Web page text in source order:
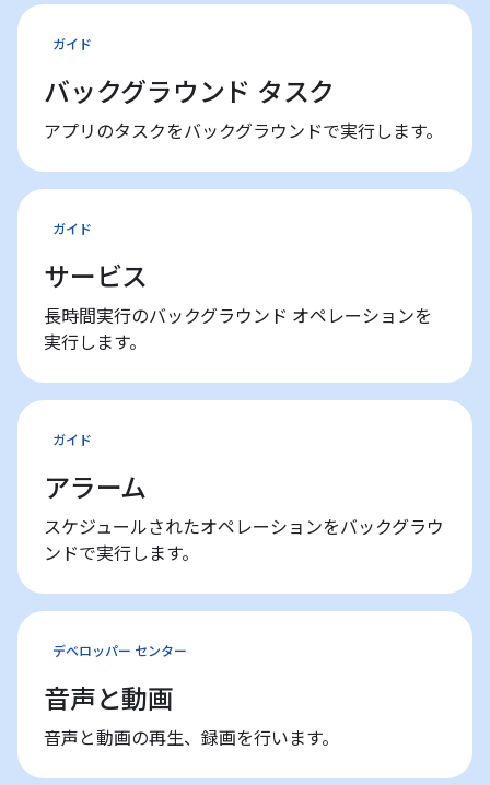
ガイド
バックグラウンド タスク
アプリのタスクをバックグラウンドで実行します。
ガイド
サービス
長時間実行のバックグラウンド オペレーションを
実行します。
ガイド
アラーム
スケジュールされたオペレーションをバックグラウ
ンドで実行します。
デベロッパー センター
音声と動画
音声と動画の再生、録画を行います。